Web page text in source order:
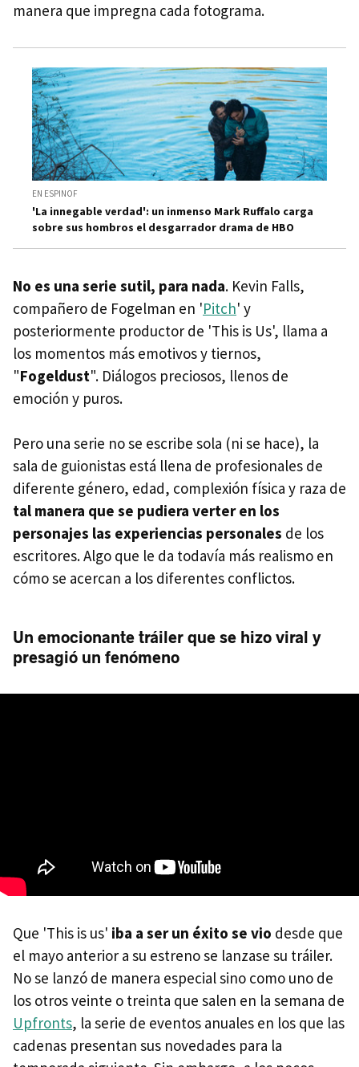
manera que impregna cada fotograma.
EN ESPINOF
'La innegable verdad': un inmenso Mark Ruffalo carga
sobre sus hombros el desgarrador drama de HBO
No es una serie sutil, para nada. Kevin Falls,
compañero de Fogelman en 'Pitch' y
posteriormente productor de 'This is Us', llama a
los momentos más emotivos y tiernos,
"Fogeldust". Diálogos preciosos, llenos de
emoción y puros.
Pero una serie no se escribe sola (ni se hace), la
sala de guionistas está llena de profesionales de
diferente género, edad, complexión física y raza de
tal manera que se pudiera verter en los
personajes las experiencias personales de los
escritores. Algo que le da todavía más realismo en
cómo se acercan a los diferentes conflictos.
Un emocionante tráiler que se hizo viral y
presagió un fenómeno
Que 'This is us' iba a ser un éxito se vio desde que
el mayo anterior a su estreno se lanzase su tráiler.
No se lanzó de manera especial sino como uno de
los otros veinte o treinta que salen en la semana de
Upfronts, la serie de eventos anuales en los que las
cadenas presentan sus novedades para la